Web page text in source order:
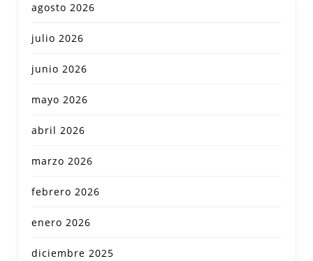
agosto 2026
julio 2026
junio 2026
mayo 2026
abril 2026
marzo 2026
febrero 2026
enero 2026
diciembre 2025